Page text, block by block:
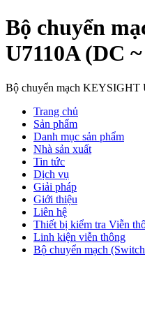
Bộ chuyển
U7110A (DC
Bộ chuyển mạch KEYSIGHT
Trang chủ
Sản phẩm
Danh mục sản phẩm
Nhà sản xuất
Tin tức
Dịch vụ
Giải pháp
Giới thiệu
Liên hệ
Thiết bị kiểm tra Viễn
Linh kiện viễn thông
Bộ chuyển mạch